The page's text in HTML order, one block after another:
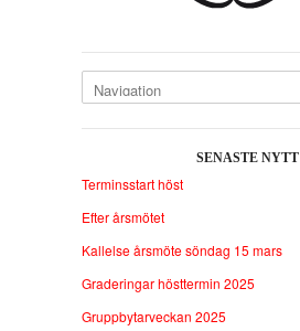
SENASTE NYTT
Terminsstart höst
Efter årsmötet
Kallelse årsmöte söndag 15 mars
Graderingar hösttermin 2025
Gruppbytarveckan 2025